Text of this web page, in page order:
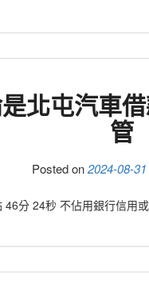
北屯汽車
管
Posted on2024-08-31
46分 24秒 不佔用銀行信用